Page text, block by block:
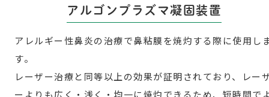
アルゴンプラズマ凝固装置
アレルギー性鼻炎の治療で鼻粘膜を焼灼する際に使用し
す。
レーザー治療と同等以上の効果が証明されており、レー
ーよりも広く・浅く・均一に焼灼できるため、短時間で